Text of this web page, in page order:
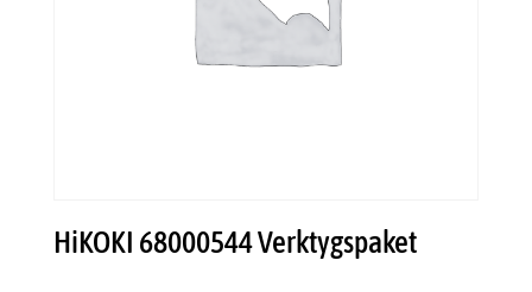
HiKOKI 68000544 Verktygspaket